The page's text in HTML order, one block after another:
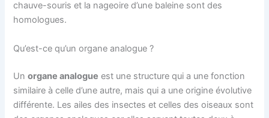
chauve-souris et la nageoire d’une baleine sont des
homologues.
Qu’est-ce qu’un organe analogue ?
Unorgane analogue est une structure qui a une fonction
similaire à celle d’une autre, mais qui a une origine évolutive
différente. Les ailes des insectes et celles des oiseaux sont